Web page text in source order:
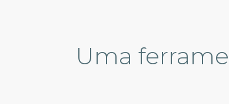
Uma